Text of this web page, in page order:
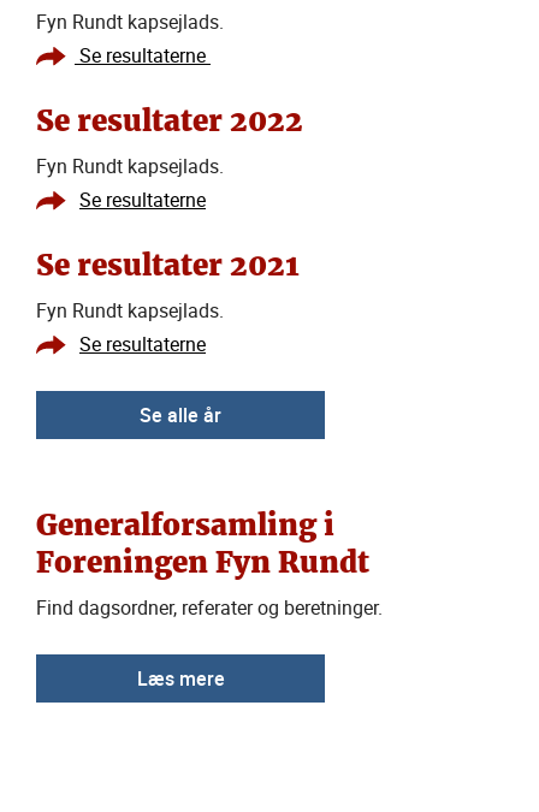
Fyn Rundt kapsejlads.
Se resultaterne
Se resultater 2022
Fyn Rundt kapsejlads.
Se resultaterne
Se resultater 2021
Fyn Rundt kapsejlads.
Se resultaterne
Se alle år
Generalforsamling i
Foreningen Fyn Rundt
Find dagsordner, referater og beretninger.
Læs mere